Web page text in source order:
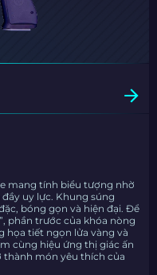
mang tính biểu tượng nhờ
uy lực. Khung súng
bóng gọn và hiện đại. Để
phần trước của khóa nòng
họa tiết ngọn lửa vàng và
cùng hiệu ứng thị giác ấn
món yêu thích của